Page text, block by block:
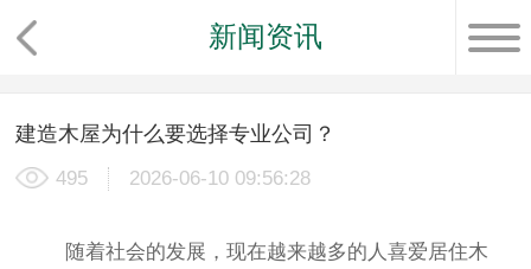
新闻资讯
建造木屋为什么要选择专业公司？
495 2026-06-10 09:56:28
随着社会的发展，现在越来越多的人喜爱居住木